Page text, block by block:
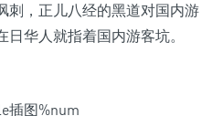
刺，正儿八经的黑道对国内游
华人就指着国内游客坑。